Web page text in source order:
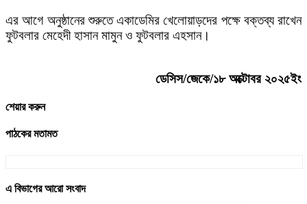
এর আগে অনুষ্ঠানের শুরুতে একাডেমির খেলোয়াড়দের পক্ষে বক্তব্য রাখেন
ফুটবলার মেহেদী হাসান মামুন ও ফুটবলার এহসান।
ডেসিস/জেকে/১৮ অক্টোবর ২০২৫ইং
শেয়ার করুন
পাঠকের মতামত
এ বিভাগের আরো সংবাদ